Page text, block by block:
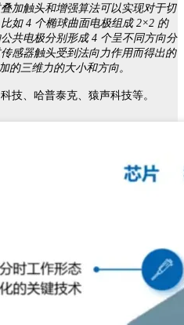
加触头和增强算法可以实现对于切
如 4 个椭球曲面电极组成 2×2 的
共电极分别形成 4 个呈不同方向分
感器触头受到法向力作用而得出的
的三维力的大小和方向。
技、哈普泰克、猿声科技等。